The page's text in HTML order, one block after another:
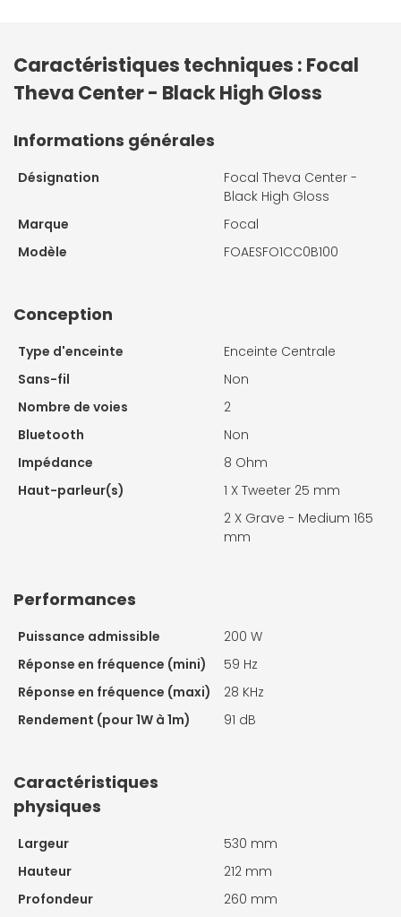
Caractéristiques techniques : Focal
Theva Center - Black High Gloss
Informations générales
Désignation
Focal Theva Center -
Black High Gloss
Marque
Focal
Modèle
FOAESFO1CC0B100
Conception
Type d'enceinte
Enceinte Centrale
Sans-fil
Non
Nombre de voies
2
Bluetooth
Non
Impédance
8 Ohm
Haut-parleur(s)
1 X Tweeter 25 mm
2 X Grave - Medium 165
mm
Performances
Puissance admissible
200 W
Réponse en fréquence (mini)
59 Hz
Réponse en fréquence (maxi)
28 KHz
Rendement (pour 1W à 1m)
91 dB
Caractéristiques
physiques
Largeur
530 mm
Hauteur
212 mm
Profondeur
260 mm